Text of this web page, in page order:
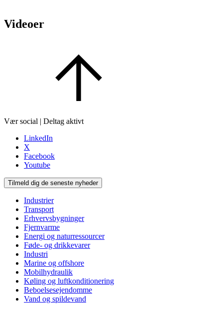
Videoer
Vær social | Deltag aktivt
LinkedIn
X
Facebook
Youtube
Tilmeld dig de seneste nyheder
Industrier
Transport
Erhvervsbygninger
Fjernvarme
Energi og naturressourcer
Føde- og drikkevarer
Industri
Marine og offshore
Mobilhydraulik
Køling og luftkonditionering
Beboelsesejendomme
Vand og spildevand